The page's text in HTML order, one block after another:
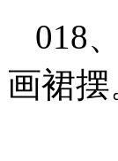
018
画裙摆